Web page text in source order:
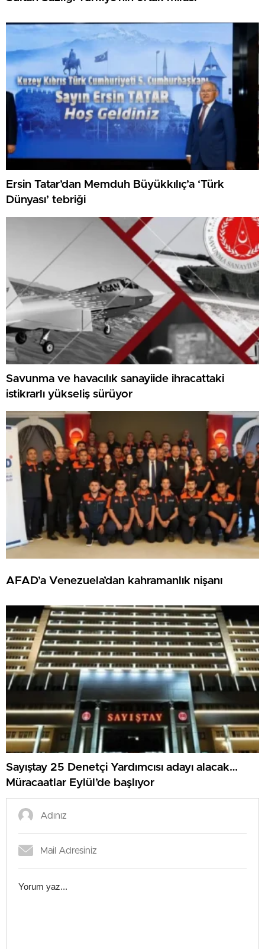
Ersin Tatar’dan Memduh Büyükkılıç’a ‘Türk
Dünyası’ tebriği
Savunma ve havacılık sanayiide ihracattaki
istikrarlı yükseliş sürüyor
AFAD’a Venezuela’dan kahramanlık nişanı
Sayıştay 25 Denetçi Yardımcısı adayı alacak…
Müracaatlar Eylül’de başlıyor